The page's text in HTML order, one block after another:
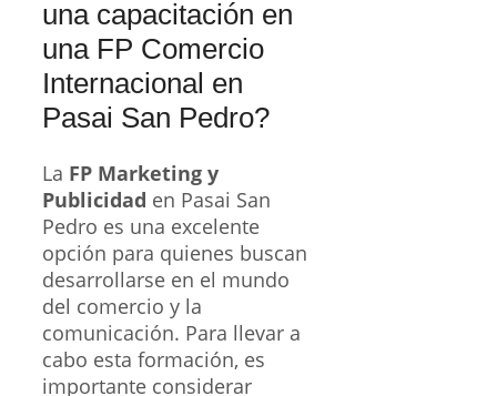
una capacitación en
una FP Comercio
Internacional en
Pasai San Pedro?
La FP Marketing y
Publicidad en Pasai San
Pedro es una excelente
opción para quienes buscan
desarrollarse en el mundo
del comercio y la
comunicación. Para llevar a
cabo esta formación, es
importante considerar